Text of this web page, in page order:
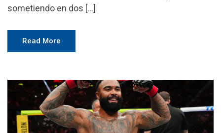
sometiendo en dos […]
Read More